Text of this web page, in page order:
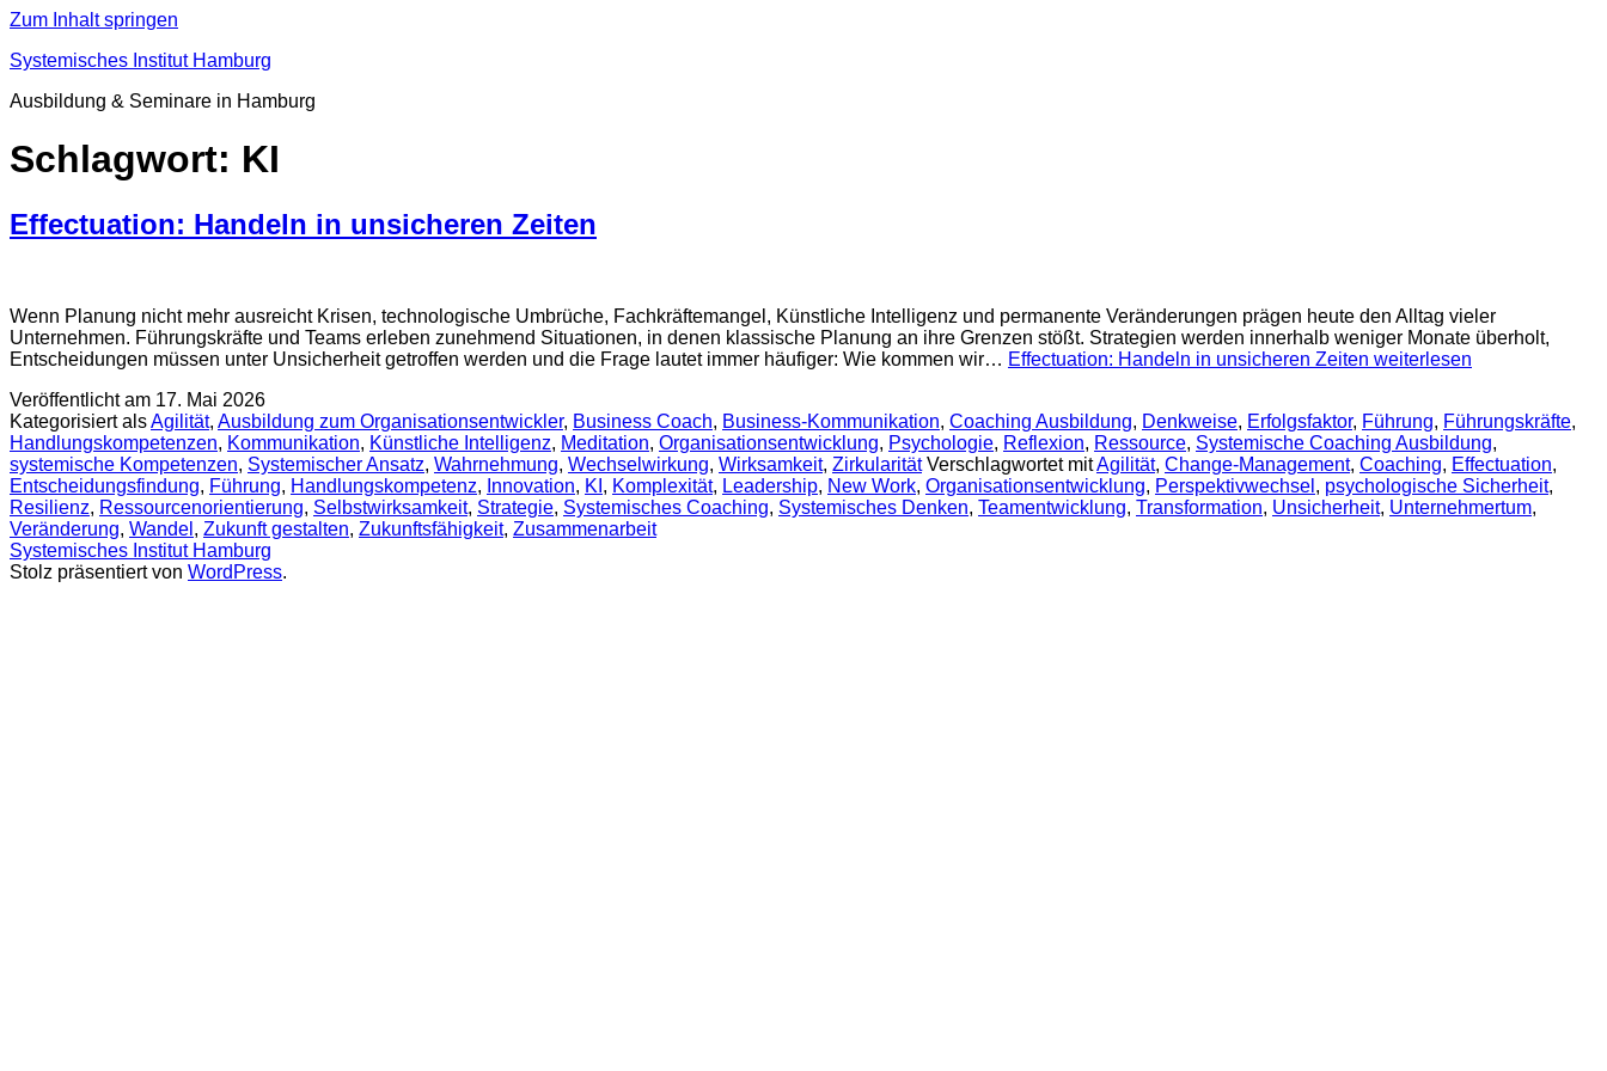
Zum Inhalt springen
Systemisches Institut Hamburg
Ausbildung & Seminare in Hamburg
Schlagwort: KI
Effectuation: Handeln in unsicheren Zeiten
Wenn Planung nicht mehr ausreicht Krisen, technologische Umbrüche, Fachkräftemangel, Künstliche Intelligenz und permanente Veränderungen prägen heute den Alltag vieler
Unternehmen. Führungskräfte und Teams erleben zunehmend Situationen, in denen klassische Planung an ihre Grenzen stößt. Strategien werden innerhalb weniger Monate überholt,
Entscheidungen müssen unter Unsicherheit getroffen werden und die Frage lautet immer häufiger: Wie kommen wir… Effectuation: Handeln in unsicheren Zeiten weiterlesen
Veröffentlicht am 17. Mai 2026
Kategorisiert alsAgilität, Ausbildung zum Organisationsentwickler, Business Coach, Business-Kommunikation, Coaching Ausbildung, Denkweise, Erfolgsfaktor, Führung, Führungskräfte,
Handlungskompetenzen, Kommunikation, Künstliche Intelligenz, Meditation, Organisationsentwicklung, Psychologie, Reflexion, Ressource, Systemische Coaching Ausbildung,
systemische Kompetenzen, Systemischer Ansatz, Wahrnehmung, Wechselwirkung, Wirksamkeit, Zirkularität Verschlagwortet mitAgilität, Change-Management, Coaching, Effectuation,
Entscheidungsfindung, Führung, Handlungskompetenz, Innovation, KI , Komplexität, Leadership, New Work, Organisationsentwicklung, Perspektivwechsel , psychologische Sicherheit,
Resilienz, Ressourcenorientierung, Selbstwirksamkeit, Strategie, Systemisches Coaching, Systemisches Denken, Teamentwicklung, Transformation, Unsicherheit, Unternehmertum,
Veränderung, Wandel , Zukunft gestalten, Zukunftsfähigkeit, Zusammenarbeit
Systemisches Institut Hamburg
Stolz präsentiert von WordPress.